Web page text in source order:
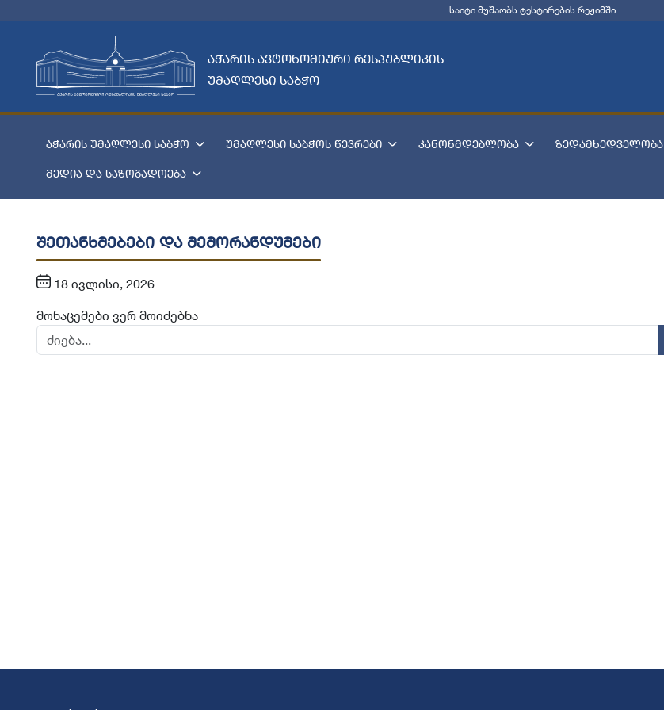
საიტი მუშაობს ტესტირების რეჟიმში
აჭარის ავტონომიური რესპუბლიკის
უმაღლესი საბჭო
აჭარის უმაღლესი საბჭო უმაღლესი საბჭოს წევრები კანონმდებლობა ზედამხედველობა
მედია და საზოგადოება
შეთანხმებები და მემორანდუმები
18 ივლისი, 2026
მონაცემები ვერ მოიძებნა